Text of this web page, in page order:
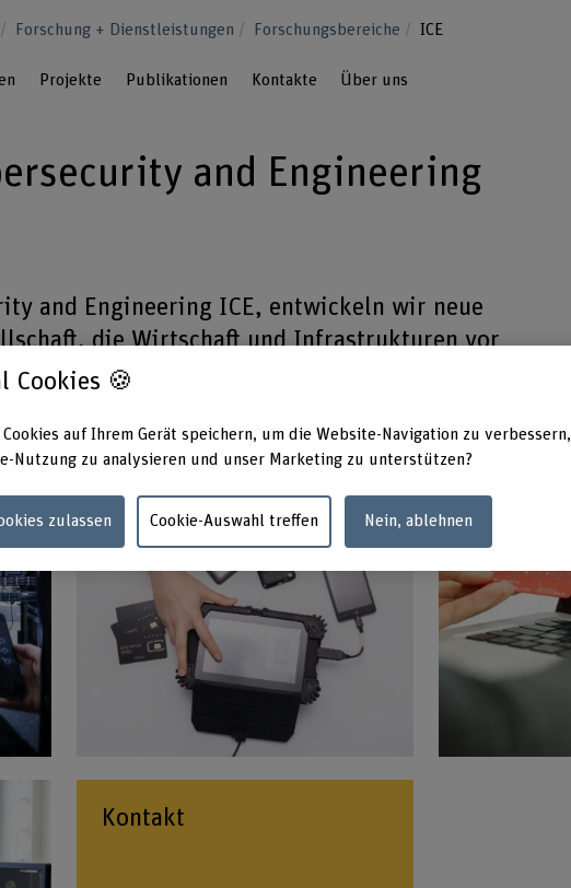
Forschung + Dienstleistungen Forschungsbereiche ICE
Projekte Publikationen Kontakte Über uns
and Engineering
and Engineering ICE, entwickeln wir neue
die Wirtschaft und Infrastrukturen vor
Kompetenzen Projekte
Kontakt
Cookies 🍪
auf Ihrem Gerät speichern, um die Website-Navigation zu verbessern,
Nutzung zu analysieren und unser Marketing zu unterstützen?
zulassen Cookie-Auswahl treffen Nein, ablehnen